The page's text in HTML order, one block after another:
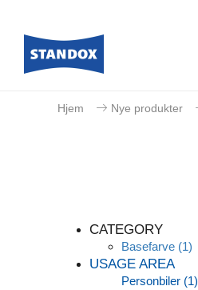
Hjem Nye produkter
CATEGORY
Basefarve (1)
USAGE AREA
Personbiler (1)